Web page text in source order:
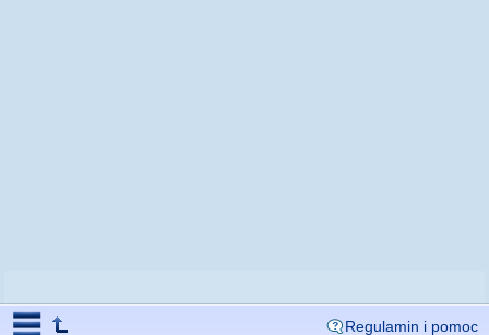
Regulamin i pomoc